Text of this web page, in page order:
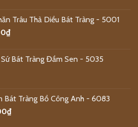
Trâu Thả Diều Bát Tràng - 5001
₫
Sứ Bát Tràng Đầm Sen - 5035
Bát Tràng Bồ Công Anh - 6083
₫